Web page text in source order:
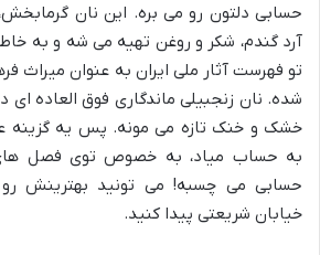
حسابی دلتون رو می بره. این نان گرمابخش،
آرد گندم، شکر و روغن تهیه می شه و به
تو فهرست آثار ملی ایران به عنوان میراث
شده. نان زنجبیلی ماندگاری فوق العاده ای
خشک و خنک تازه می مونه. پس یه گزینه
به حساب میاد، به خصوص توی فصل
حسابی می چسبه! می تونید بهترینش رو
خیابان شریعتی پیدا کنید.